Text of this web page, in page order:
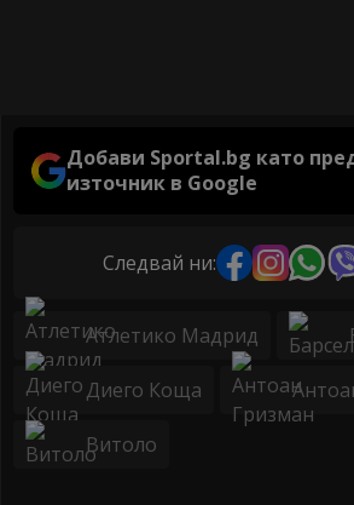
Добави Sportal.bg като
източник в Google
Следвай ни:
Атлетико Мадрид
Диего Коща
Витоло